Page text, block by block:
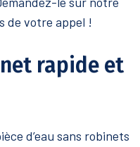
de votre appel !
rapide et
d’eau sans robinets